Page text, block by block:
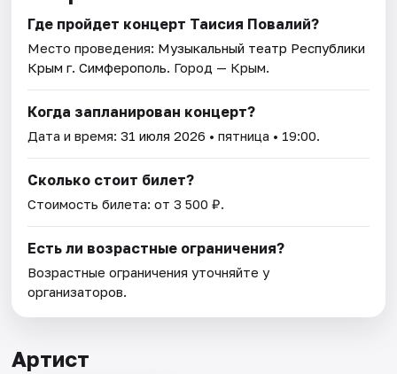
Где пройдет концерт Таисия Повалий?
Место проведения: Музыкальный театр Республики
Крым г. Симферополь. Город — Крым.
Когда запланирован концерт?
Дата и время:31 июля 2026 • пятница • 19:00.
Сколько стоит билет?
Стоимость билета: от 3 500 ₽.
Есть ли возрастные ограничения?
Возрастные ограничения уточняйте у
организаторов.
Артист